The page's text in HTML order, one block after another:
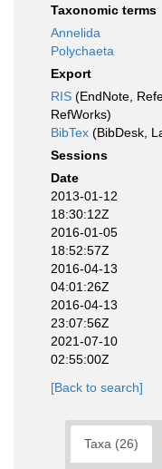
Taxonomic terms
Annelida
Polychaeta
Export
RIS (EndNote,
RefWorks)
BibTex (BibDesk,
Sessions
Date
2013-01-12
18:30:12Z
2016-01-05
18:52:57Z
2016-04-13
04:01:26Z
2016-04-13
23:07:56Z
2021-07-10
02:55:00Z
[Back to search]
Taxa (26)